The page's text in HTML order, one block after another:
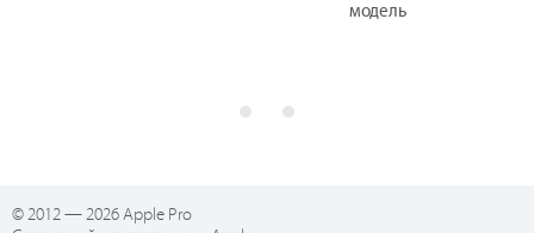
модель
© 2012 — 2026 Apple Pro